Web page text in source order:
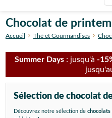
Chocolat de
Accueil Thé et Gourmandises
Summer Days : jusqu'à -
Sélection de chocolat
Découvrez notre sélection de chocolats